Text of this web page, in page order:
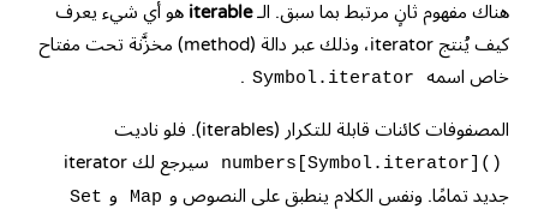
هناك مفهوم ثانٍ مرتبط بما سبق. الـiterable هو أي شيء يعرف
كيف يُنتج iterator، وذلك عبر دالة (method) مخزَّنة تحت مفتاح
خاص اسمه
Symbol.iterator
.
المصفوفات كائنات قابلة للتكرار (iterables). فلو ناديت
numbers[Symbol.iterator]()
سيرجع لك iterator
جديد تمامًا. ونفس الكلام ينطبق على النصوص و Map و Set